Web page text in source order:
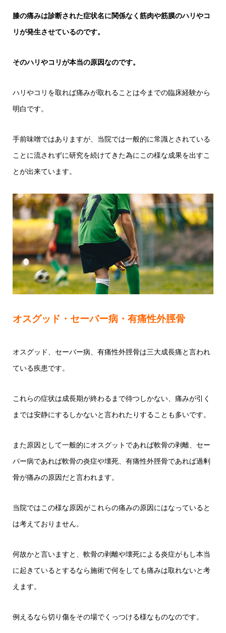
膝の痛みは診断された症状名に関係なく筋肉や筋膜のハリやコ
リが発生させているのです。
そのハリやコリが本当の原因なのです。
ハリやコリを取れば痛みが取れることは今までの臨床経験から
明白です。
手前味噌ではありますが、当院では一般的に常識とされている
ことに流されずに研究を続けてきた為にこの様な成果を出すこ
とが出来ています。
オスグッド・セーバー病・有痛性外脛骨
オスグッド、セーバー病、有痛性外脛骨は三大成長痛と言われ
ている疾患です。
これらの症状は成長期が終わるまで待つしかない、痛みが引く
までは安静にするしかないと言われたりすることも多いです。
また原因として一般的にオスグットであれば軟骨の剥離、セー
バー病であれば軟骨の炎症や壊死、有痛性外脛骨であれば過剰
骨が痛みの原因だと言われます。
当院ではこの様な原因がこれらの痛みの原因にはなっていると
は考えておりません。
何故かと言いますと、軟骨の剥離や壊死による炎症がもし本当
に起きているとするなら施術で何をしても痛みは取れないと考
えます。
例えるなら切り傷をその場でくっつける様なものなのです。